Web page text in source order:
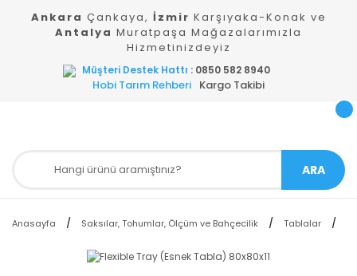
Ankara Çankaya, İzmir Karşıyaka-Konak ve
Antalya Muratpaşa Mağazalarımızla
Hizmetinizdeyiz
Müşteri Destek Hattı : 0850 582 8940
Hobi Tarım Rehberi Kargo Takibi
ARA
Anasayfa Saksılar, Tohumlar, Ölçüm ve Bahçecilik Tablalar